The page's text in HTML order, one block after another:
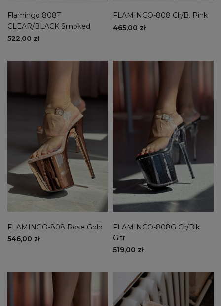
Flamingo 808T
CLEAR/BLACK Smoked
522,00 zł
FLAMINGO-808 Clr/B. Pink
465,00 zł
FLAMINGO-808 Rose Gold
546,00 zł
FLAMINGO-808G Clr/Blk
Gltr
519,00 zł